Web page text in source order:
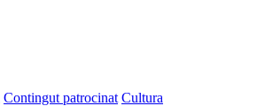
Contingut patrocinat Cultura